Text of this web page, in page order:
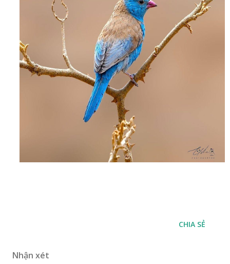
CHIA SẺ
Nhận xét